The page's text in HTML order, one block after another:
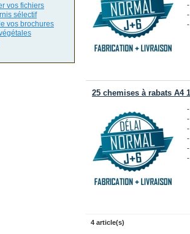
vos fichiers
sélectif
vos brochures
25 chemises à rabats A4
4 article(s)